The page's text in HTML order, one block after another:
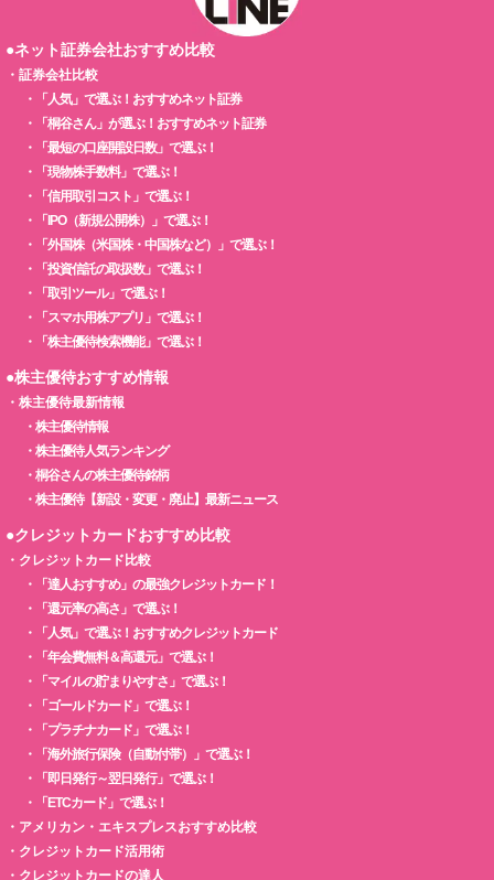
●ネット証券会社おすすめ比較
・ 証券会社比較
・
「人気」で選ぶ！おすすめネット証券
・
「桐谷さん」が選ぶ！おすすめネット証券
・
「最短の口座開設日数」で選ぶ！
・
「現物株手数料」で選ぶ！
・
「信用取引コスト」で選ぶ！
・
「IPO（新規公開株）」で選ぶ！
・
「外国株（米国株・中国株など）」で選ぶ！
・
「投資信託の取扱数」で選ぶ！
・
「取引ツール」で選ぶ！
・
「スマホ用株アプリ」で選ぶ！
・
「株主優待検索機能」で選ぶ！
●株主優待おすすめ情報
・ 株主優待最新情報
・ 株主優待情報
・ 株主優待人気ランキング
・ 桐谷さんの株主優待銘柄
・ 株主優待【新設・変更・廃止】最新ニュース
●クレジットカードおすすめ比較
・ クレジットカード比較
・
「達人おすすめ」の最強クレジットカード！
・
「還元率の高さ」で選ぶ！
・
「人気」で選ぶ！おすすめクレジットカード
・
「年会費無料＆高還元」で選ぶ！
・
「マイルの貯まりやすさ」で選ぶ！
・
「ゴールドカード」で選ぶ！
・
「プラチナカード」で選ぶ！
・
「海外旅行保険（自動付帯）」で選ぶ！
・
「即日発行～翌日発行」で選ぶ！
・
「ETCカード」で選ぶ！
・ アメリカン・エキスプレスおすすめ比較
・ クレジットカード活用術
・ クレジットカードの達人